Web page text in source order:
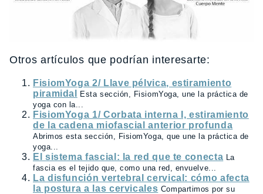
Otros artículos que podrían interesarte:
FisiomYoga 2/ Llave pélvica, estiramiento
piramidal
Esta sección, FisiomYoga, une la práctica de
yoga con la...
FisiomYoga 1/ Corbata interna I, estiramiento
de la cadena miofascial anterior profunda
Abrimos esta sección, FisiomYoga, que une la práctica de
yoga...
El sistema fascial: la red que te conecta La
fascia es el tejido que, como una red, envuelve...
La disfunción vertebral cervical: cómo afecta
la postura a las cervicales Compartimos por su